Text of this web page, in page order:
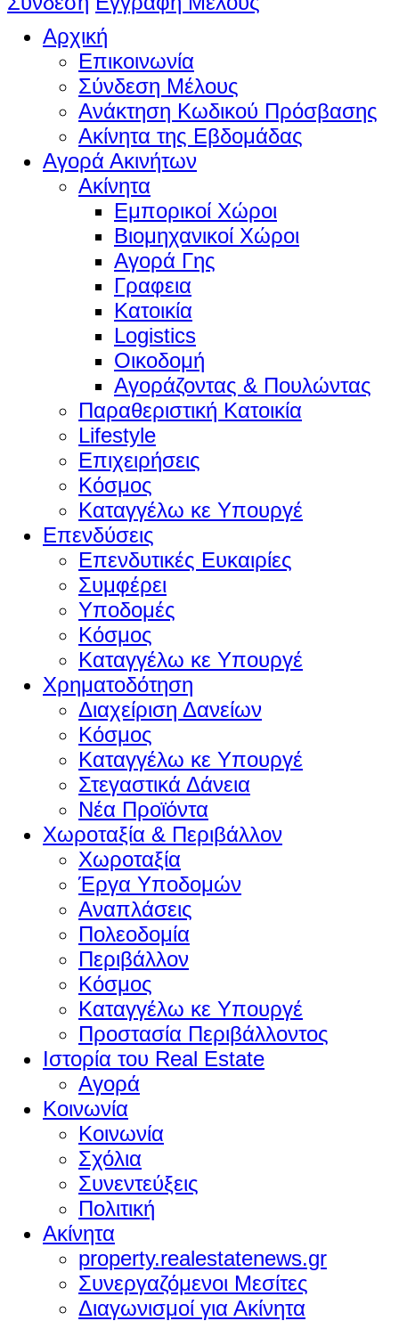
Αρχική
Επικοινωνία
Σύνδεση Μέλους
Ανάκτηση Κωδικού Πρόσβασης
Ακίνητα της Εβδομάδας
Αγορά Ακινήτων
Ακίνητα
Εμπορικοί Χώροι
Βιομηχανικοί Χώροι
Αγορά Γης
Γραφεια
Κατοικία
Logistics
Οικοδομή
Αγοράζοντας & Πουλώντας
Παραθεριστική Κατοικία
Lifestyle
Επιχειρήσεις
Κόσμος
Καταγγέλω κε Υπουργέ
Επενδύσεις
Επενδυτικές Ευκαιρίες
Συμφέρει
Υποδομές
Κόσμος
Καταγγέλω κε Υπουργέ
Χρηματοδότηση
Διαχείριση Δανείων
Κόσμος
Καταγγέλω κε Υπουργέ
Στεγαστικά Δάνεια
Νέα Προϊόντα
Χωροταξία & Περιβάλλον
Χωροταξία
Έργα Υποδομών
Αναπλάσεις
Πολεοδομία
Περιβάλλον
Κόσμος
Καταγγέλω κε Υπουργέ
Προστασία Περιβάλλοντος
Ιστορία του Real Estate
Αγορά
Κοινωνία
Κοινωνία
Σχόλια
Συνεντεύξεις
Πολιτική
Ακίνητα
property.realestatenews.gr
Συνεργαζόμενοι Μεσίτες
Διαγωνισμοί για Ακίνητα